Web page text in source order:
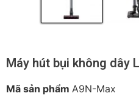
Máy hút bụi không dây
Mã sản phẩm A9N-Max